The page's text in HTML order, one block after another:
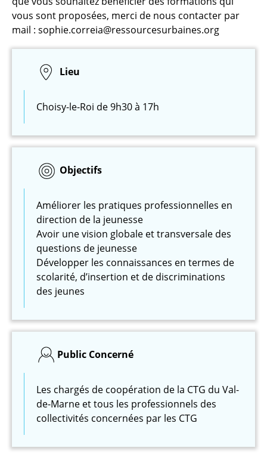
vous sont proposées, merci de nous contacter par
mail : sophie.correia@ressourcesurbaines.org
Lieu
Choisy-le-Roi de 9h30 à 17h
Objectifs
Améliorer les pratiques professionnelles en
direction de la jeunesse
Avoir une vision globale et transversale des
questions de jeunesse
Développer les connaissances en termes de
scolarité, d’insertion et de discriminations
des jeunes
Public Concerné
Les chargés de coopération de la CTG du Val-
de-Marne et tous les professionnels des
collectivités concernées par les CTG